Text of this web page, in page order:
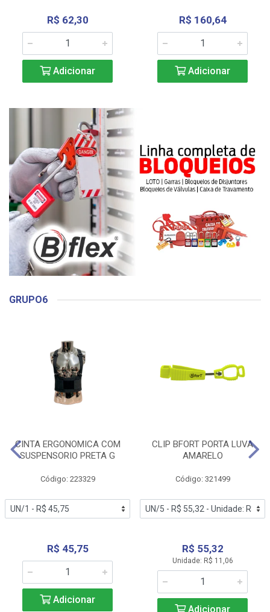
R$ 62,30
Adicionar
R$ 160,64
Adicionar
GRUPO6
CINTA ERGONOMICA COM
SUSPENSORIO PRETA G
Código: 223329
R$ 45,75
Adicionar
CLIP BFORT PORTA LUVA
AMARELO
Código: 321499
R$ 55,32
Unidade: R$ 11,06
Adicionar